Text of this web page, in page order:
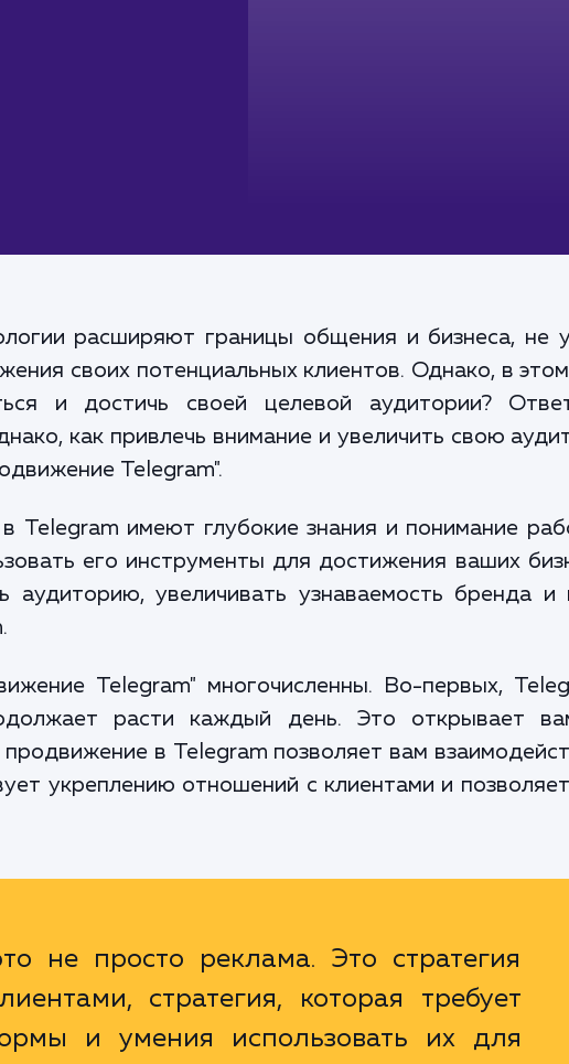
расширяют границы общения и бизнеса, не
своих потенциальных клиентов. Однако, в
и достичь своей целевой аудитории?
как привлечь внимание и увеличить свою
Telegram".
имеют глубокие знания и понимание
его инструменты для достижения ваших
аудиторию, увеличивать узнаваемость бренда
Telegram" многочисленны. Во-первых,
расти каждый день. Это открывает
в Telegram позволяет вам
укреплению отношений с клиентами и
не просто реклама. Это стратегия
стратегия, которая требует
и умения использовать их для